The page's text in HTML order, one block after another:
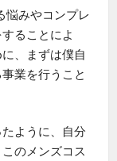
悩みやコンプレ
ることによ
、まずは僕自
業を行うこと
ように、自分
のメンズコス